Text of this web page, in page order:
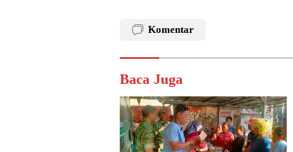
Komentar
Baca Juga